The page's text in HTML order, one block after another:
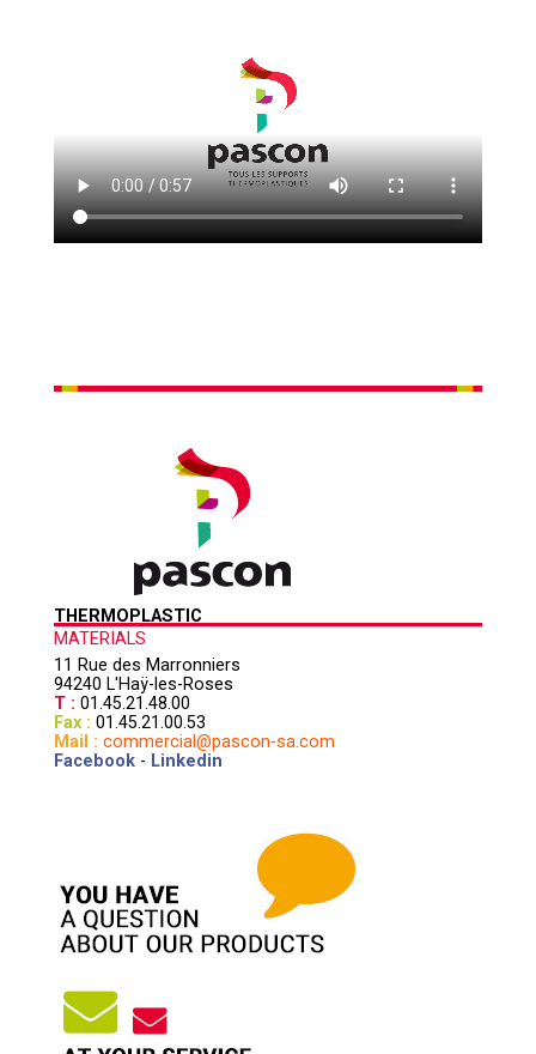
THERMOPLASTIC
MATERIALS
11 Rue des Marronniers
94240 L'Haÿ-les-Roses
T : 01.45.21.48.00
Fax : 01.45.21.00.53
Mail : commercial@pascon-sa.com
Facebook- Linkedin